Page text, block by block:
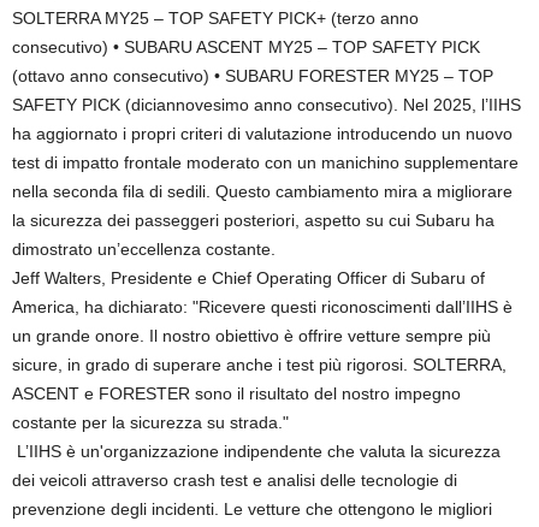
SOLTERRA MY25 – TOP SAFETY PICK+ (terzo anno
consecutivo) • SUBARU ASCENT MY25 – TOP SAFETY PICK
(ottavo anno consecutivo) • SUBARU FORESTER MY25 – TOP
SAFETY PICK (diciannovesimo anno consecutivo). Nel 2025, l’IIHS
ha aggiornato i propri criteri di valutazione introducendo un nuovo
test di impatto frontale moderato con un manichino supplementare
nella seconda fila di sedili. Questo cambiamento mira a migliorare
la sicurezza dei passeggeri posteriori, aspetto su cui Subaru ha
dimostrato un’eccellenza costante.
Jeff Walters, Presidente e Chief Operating Officer di Subaru of
America, ha dichiarato: "Ricevere questi riconoscimenti dall’IIHS è
un grande onore. Il nostro obiettivo è offrire vetture sempre più
sicure, in grado di superare anche i test più rigorosi. SOLTERRA,
ASCENT e FORESTER sono il risultato del nostro impegno
costante per la sicurezza su strada."
L’IIHS è un'organizzazione indipendente che valuta la sicurezza
dei veicoli attraverso crash test e analisi delle tecnologie di
prevenzione degli incidenti. Le vetture che ottengono le migliori